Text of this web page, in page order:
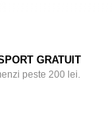
GRATUIT
peste 200 lei.